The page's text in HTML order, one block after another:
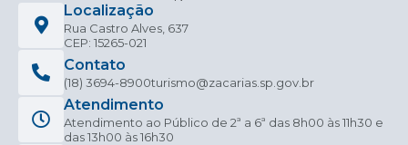
Localização
Rua Castro Alves, 637
CEP: 15265-021
Contato
(18) 3694-8900turismo@zacarias.sp.gov.br
Atendimento
Atendimento ao Público de 2ª a 6ª das 8h00 às 11h30 e
das 13h00 às 16h30